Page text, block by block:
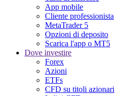
App mobile
Cliente professionista
MetaTrader 5
Opzioni di deposito
Scarica l'app o MT5
Dove investire
Forex
Azioni
ETFs
CFD su titoli azionari